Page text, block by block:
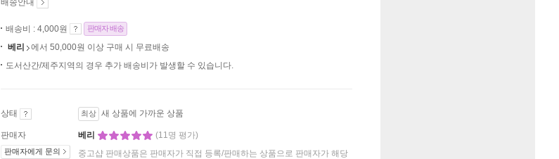
배송안내
배송비 : 4,000원 판매자 배송
베리
에서 50,000원 이상 구매 시 무료배송
도서산간/제주지역의 경우 추가 배송비가 발생할 수 있습니다.
상태 최상 새 상품에 가까운 상품
판매자
판매자에게 문의
베리
(11명 평가)
중고샵 판매상품은 판매자가 직접 등록/판매하는 상품으로 판매자가 해당